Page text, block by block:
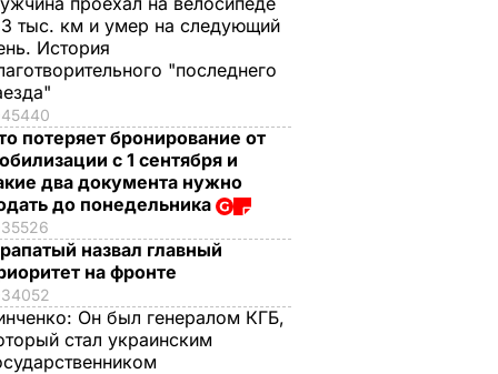
тыс. км и умер на следующий
История
"последнего
45440
потеряет бронирование от
с 1 сентября и
два документа нужно
до понедельника
35526
назвал главный
на фронте
34052
Он был генералом КГБ,
стал украинским